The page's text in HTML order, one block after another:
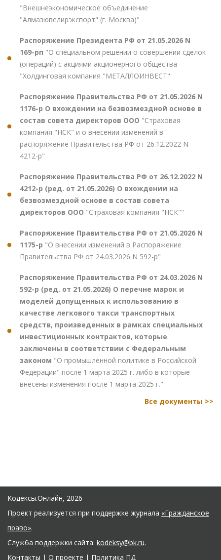
"Внешнеэкономическое объединение
"Алмазювелирэкспорт" (г. Москва)"
Распоряжение Президента РФ от 21.05.2026 N
169-рп "О специальном решении о совершении сделок
(операций) с акциями акционерного общества
"Холдинговая компания "МЕТАЛЛОИНВЕСТ"
Распоряжение Правительства РФ от 21.05.2026 N
1176-р О вхождении на безвозмездной основе в
состав совета директоров ООО "Страховая
компания "НСК" и о внесении изменений в
распоряжение Правительства РФ от 26.12.2022 N
4212-р"
Распоряжение Правительства РФ от 26.12.2022 N
4212-р (ред. от 21.05.2026) О вхождении на
безвозмездной основе в состав совета
директоров ООО "Страховая компания "НСК""
Распоряжение Правительства РФ от 21.05.2026 N
1175-р "О внесении изменений в Распоряжение
Правительства РФ от 24.03.2026 N 592-р"
Распоряжение Правительства РФ от 24.03.2026 N
592-р (ред. от 21.05.2026) О перечне марок и
моделей допущенных к использованию в
качестве легкового такси транспортных
средств, произведенных в рамках специальных
инвестиционных контрактов, которые
заключены в соответствии с Федеральным
законом "О промышленной политике в Российской
Федерации" после 1 марта 2025 г. либо в которые
внесены изменения после 1 марта 2025 г."
Все документы >>
Кодексы.Онлайн, 2026
Проект реализуется при поддержке журнала «Гражданское
право».
Служба поддержки сайта: kodeksy@bk.ru.
Контакты | О проекте | Политика ПД